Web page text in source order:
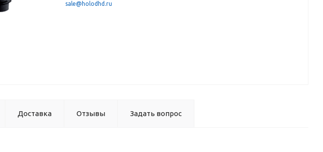
sale@holodhd.ru
Доставка Отзывы Задать вопрос